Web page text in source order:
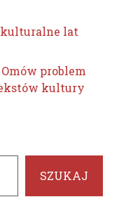
lat
problem
kultury
SZUKAJ